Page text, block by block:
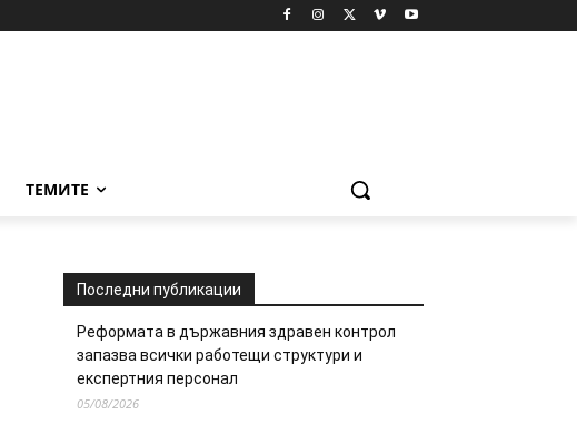
ТЕМИТЕ
Последни публикации
Реформата в държавния здравен контрол
запазва всички работещи структури и
експертния персонал
05/08/2026